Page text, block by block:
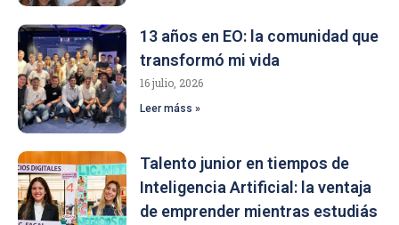
13 años en EO: la comunidad que
transformó mi vida
16 julio, 2026
Leer máss »
Talento junior en tiempos de
Inteligencia Artificial: la ventaja
de emprender mientras estudiás